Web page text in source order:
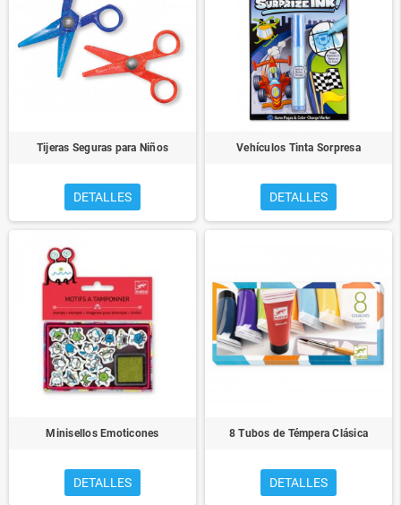
Tijeras Seguras para Niños
DETALLES
Vehículos Tinta Sorpresa
DETALLES
Minisellos Emoticones
DETALLES
8 Tubos de Témpera Clásica
DETALLES